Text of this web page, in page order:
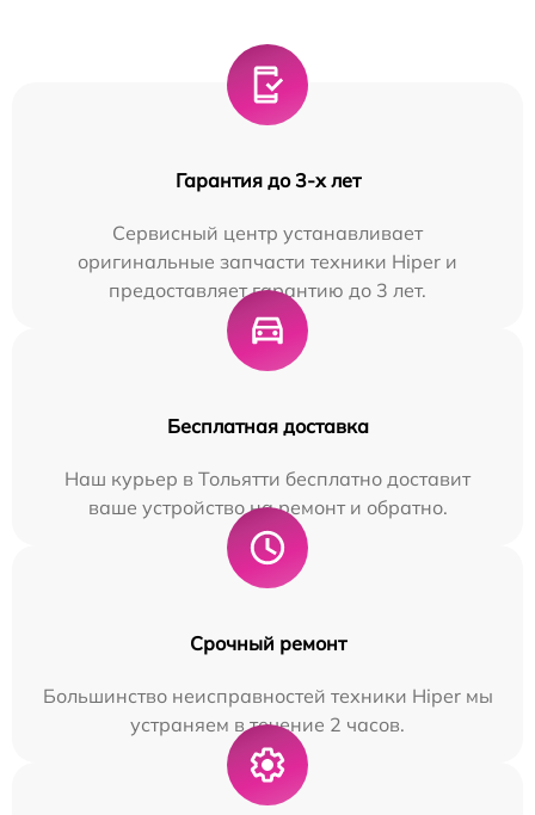
Гарантия до 3-х лет
Сервисный центр устанавливает
оригинальные запчасти техники Hiper и
предоставляет гарантию до 3 лет.
Бесплатная доставка
Наш курьер в Тольятти бесплатно доставит
ваше устройство на ремонт и обратно.
Срочный ремонт
Большинство неисправностей техники Hiper мы
устраняем в течение 2 часов.